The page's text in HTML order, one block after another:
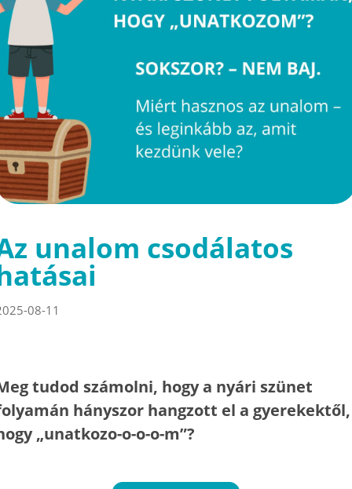
unalom csodálatos
08-11
tudod számolni, hogy a nyári szünet
hányszor hangzott el a gyerekektől,
„unatkozo-o-o-o-m”?